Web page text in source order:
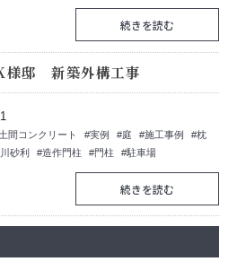
続きを読む
邸 新築外構工事
土間コンクリート 実例 庭 施工事例
枕
砂利 造作門柱 門柱 駐車場
続きを読む